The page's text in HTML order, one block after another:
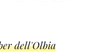
dell'Olbia